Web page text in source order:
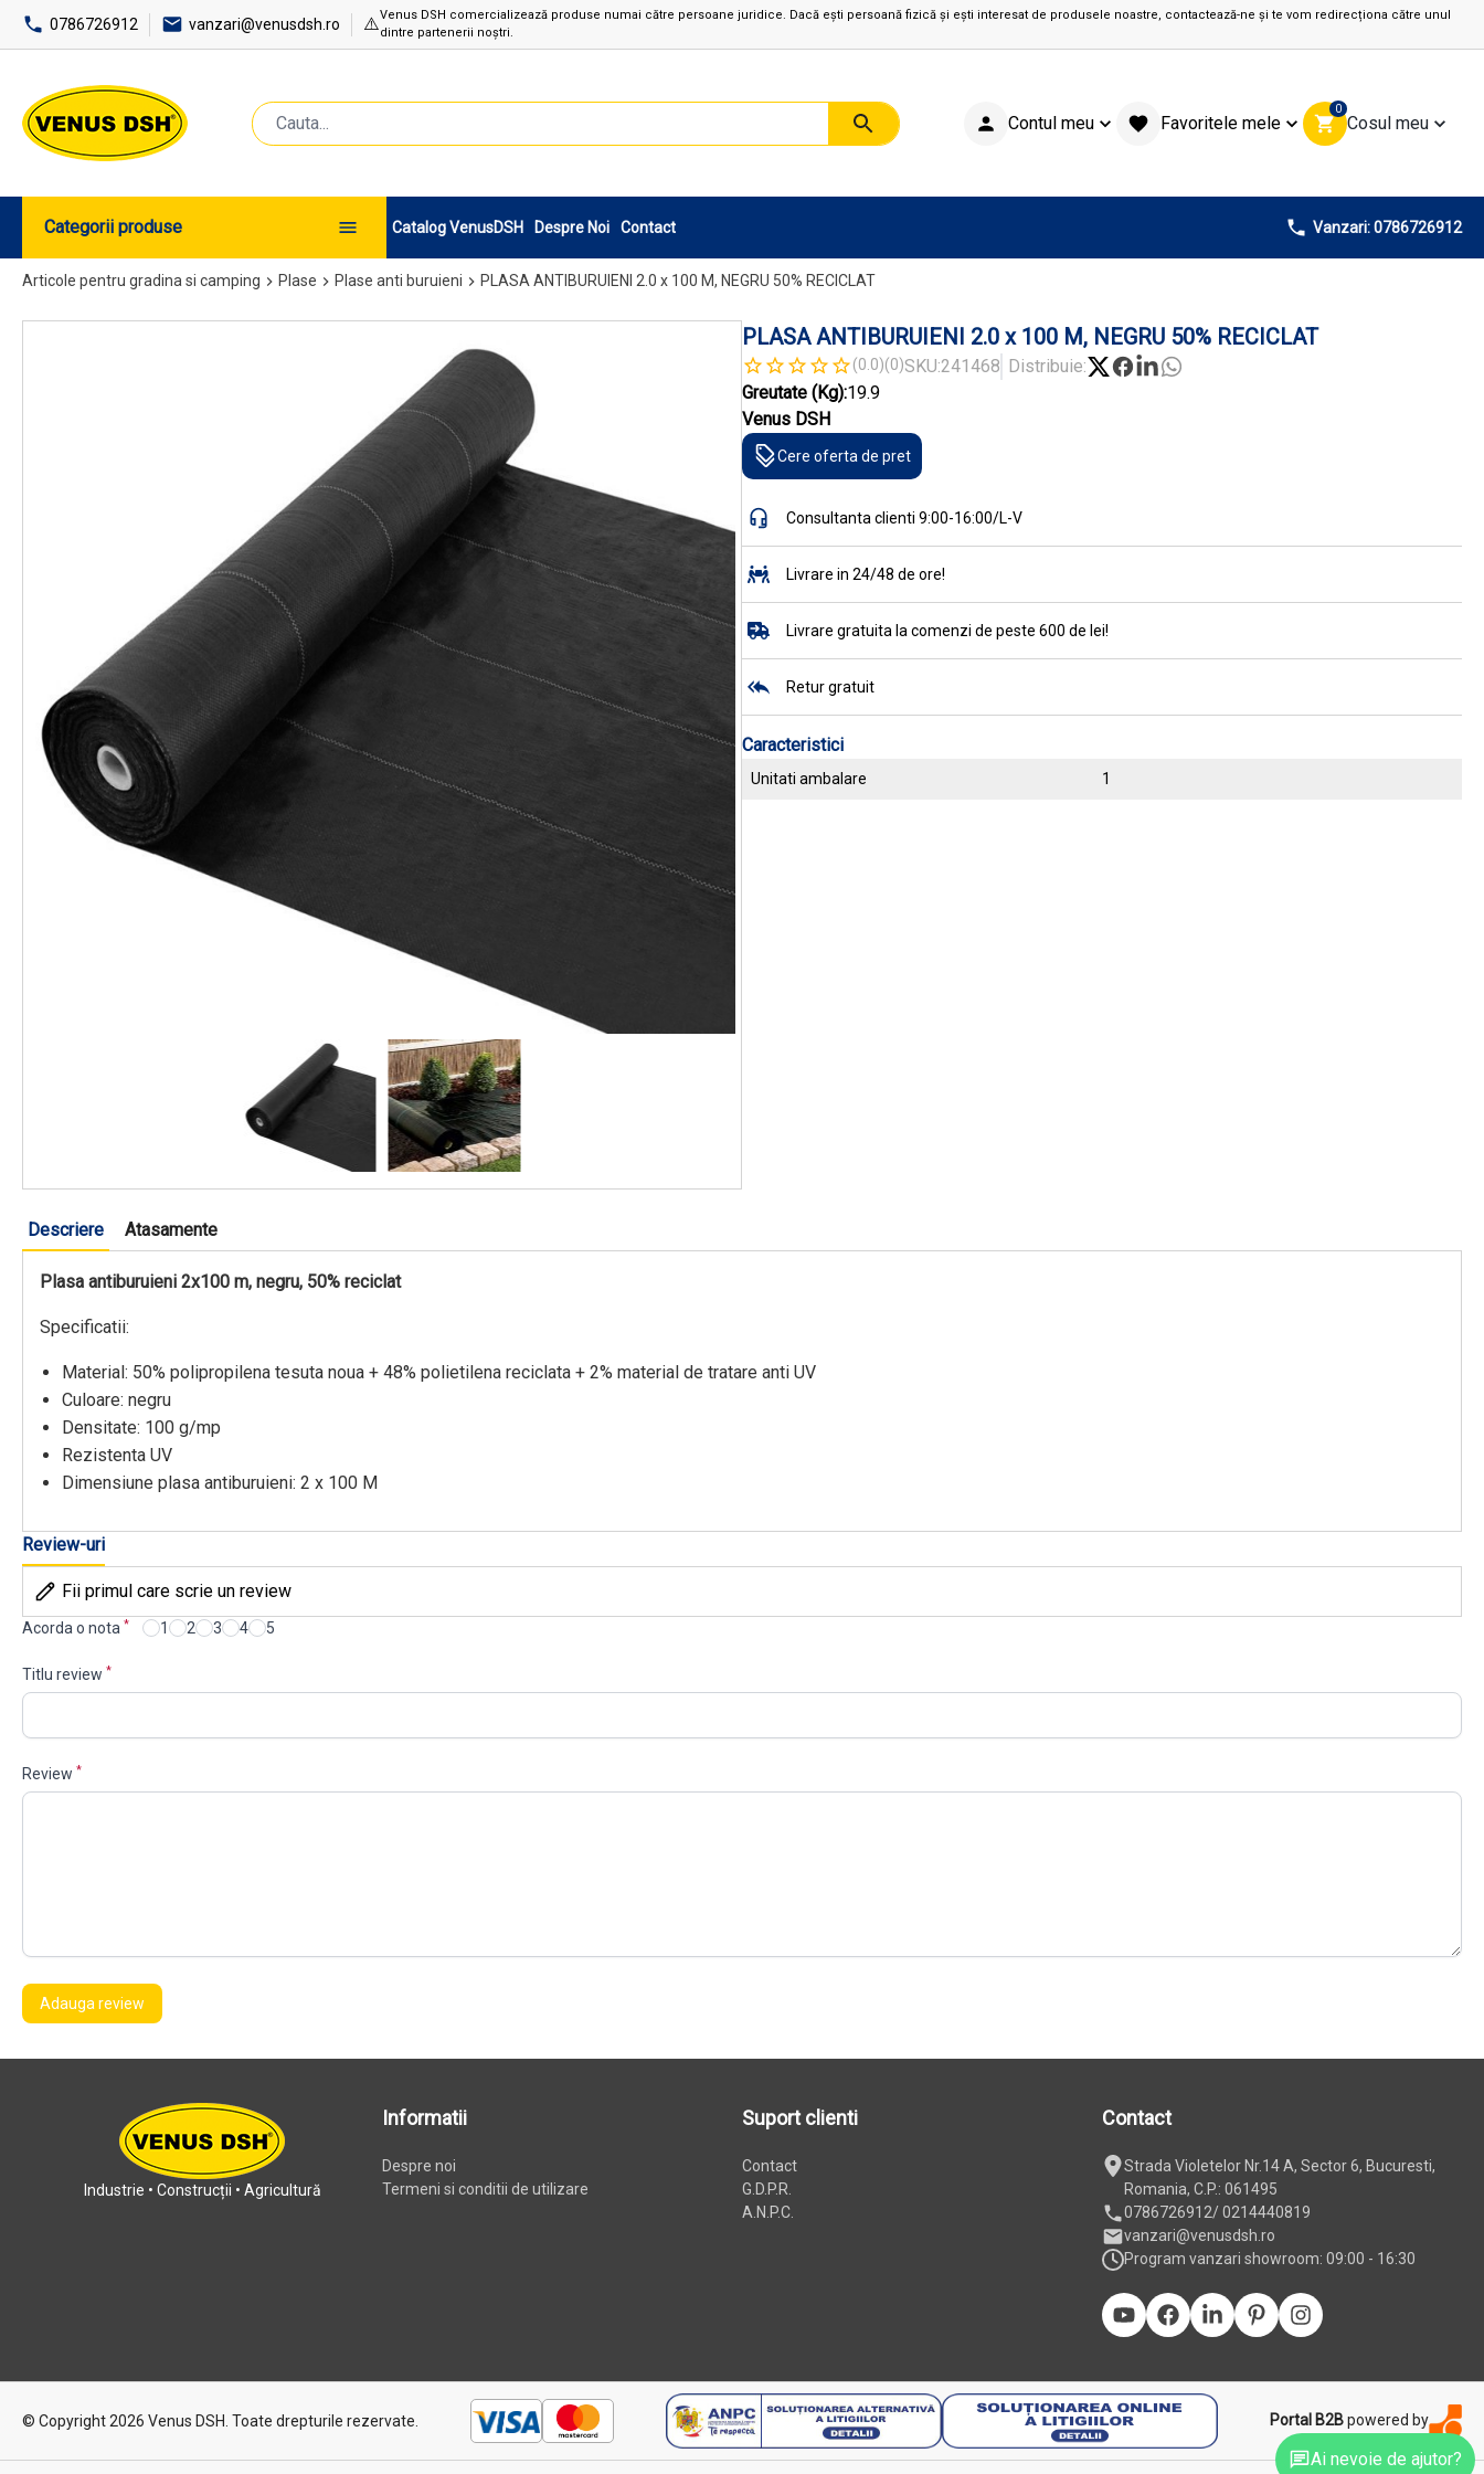
0786726912 vanzari@venusdsh.ro ⚠️Venus DSH comercializează produse numai către persoane juridice. Dacă ești persoană fizică și ești interesat de produsele noastre, contactează-ne și te vom redirecționa către unul
dintre partenerii noștri.
Contul meu Favoritele mele
0
Cosul meu
Categorii produse Catalog VenusDSH Despre Noi Contact Vanzari: 0786726912
Articole pentru gradina si camping Plase Plase anti buruieni PLASA ANTIBURUIENI 2.0 x 100 M, NEGRU 50% RECICLAT
PLASA ANTIBURUIENI 2.0 x 100 M, NEGRU 50% RECICLAT
(0.0)(0)SKU:241468 Distribuie:
Greutate (Kg):19.9
Venus DSH
Cere oferta de pret
Consultanta clienti 9:00-16:00/L-V
Livrare in 24/48 de ore!
Livrare gratuita la comenzi de peste 600 de lei!
Retur gratuit
Caracteristici
Unitati ambalare 1
Descriere Atasamente
Plasa antiburuieni 2x100 m, negru, 50% reciclat
Specificatii:
Material: 50% polipropilena tesuta noua + 48% polietilena reciclata + 2% material de tratare anti UV
Culoare: negru
Densitate: 100 g/mp
Rezistenta UV
Dimensiune plasa antiburuieni: 2 x 100 M
Review-uri
Fii primul care scrie un review
Acorda o nota * 1 2 3 4 5
Titlu review *
Review *
Adauga review
Industrie • Construcții • Agricultură
Informatii
Despre noi
Termeni si conditii de utilizare
Suport clienti
Contact
G.D.P.R.
A.N.P.C.
Contact
Strada Violetelor Nr.14 A, Sector 6, Bucuresti,
Romania, C.P.: 061495
0786726912/ 0214440819
vanzari@venusdsh.ro
Program vanzari showroom: 09:00 - 16:30
© Copyright 2026 Venus DSH. Toate drepturile rezervate. Portal B2Bpowered by
Ai nevoie de ajutor?